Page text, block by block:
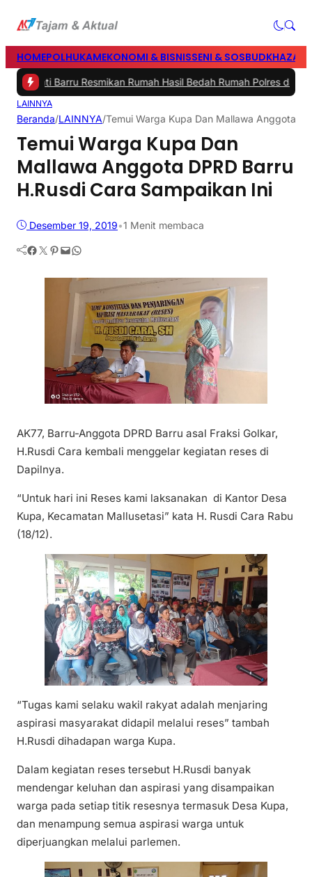
HOMEPOLHUKAMEKONOMI & BISNISSENI & SOSBUD
Barru Resmikan Rumah Hasil Bedah Rumah Polres dan Baznas
LAINNYA
Beranda/LAINNYA/Temui Warga Kupa Dan Mallawa Anggota
Temui Warga Kupa Dan
Mallawa Anggota DPRD Barru
H.Rusdi Cara Sampaikan Ini
Desember 19, 2019•1 Menit membaca
Facebook Twitter Pinterest Mail WhatsApp
AK77, Barru-Anggota DPRD Barru asal Fraksi Golkar,
H.Rusdi Cara kembali menggelar kegiatan reses di
Dapilnya.
“Untuk hari ini Reses kami laksanakan di Kantor Desa
Kupa, Kecamatan Mallusetasi” kata H. Rusdi Cara Rabu
(18/12).
“Tugas kami selaku wakil rakyat adalah menjaring
aspirasi masyarakat didapil melalui reses” tambah
H.Rusdi dihadapan warga Kupa.
Dalam kegiatan reses tersebut H.Rusdi banyak
mendengar keluhan dan aspirasi yang disampaikan
warga pada setiap titik resesnya termasuk Desa Kupa,
dan menampung semua aspirasi warga untuk
diperjuangkan melalui parlemen.